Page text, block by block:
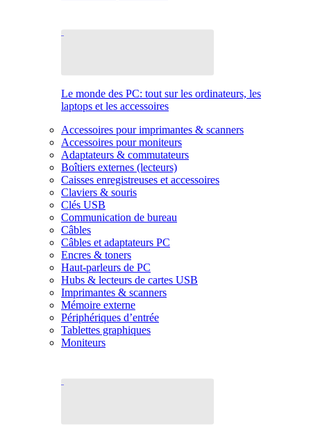
Le monde des PC: tout sur les ordinateurs, les
laptops et les accessoires
Accessoires pour imprimantes & scanners
Accessoires pour moniteurs
Adaptateurs & commutateurs
Boîtiers externes (lecteurs)
Caisses enregistreuses et accessoires
Claviers & souris
Clés USB
Communication de bureau
Câbles
Câbles et adaptateurs PC
Encres & toners
Haut-parleurs de PC
Hubs & lecteurs de cartes USB
Imprimantes & scanners
Mémoire externe
Périphériques d’entrée
Tablettes graphiques
Moniteurs